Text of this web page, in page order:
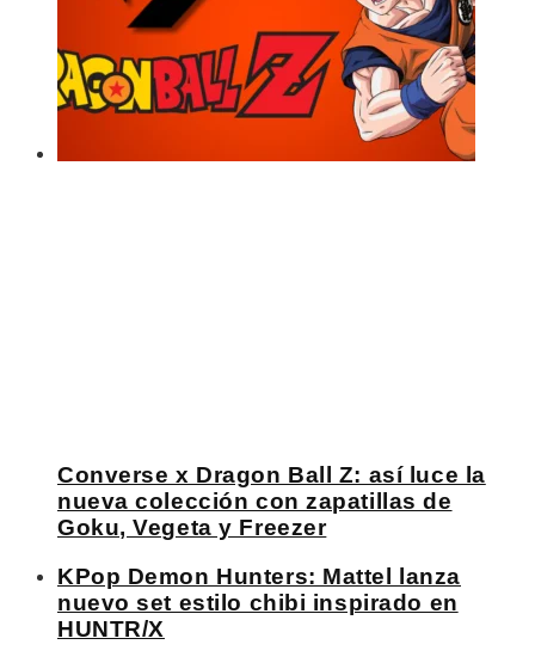
Converse x Dragon Ball Z: así luce la
nueva colección con zapatillas de
Goku, Vegeta y Freezer
KPop Demon Hunters: Mattel lanza
nuevo set estilo chibi inspirado en
HUNTR/X